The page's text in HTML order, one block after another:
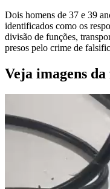
Dois homens de 37 e 39
identificados como os
divisão de funções,
presos pelo crime de
Veja imagens